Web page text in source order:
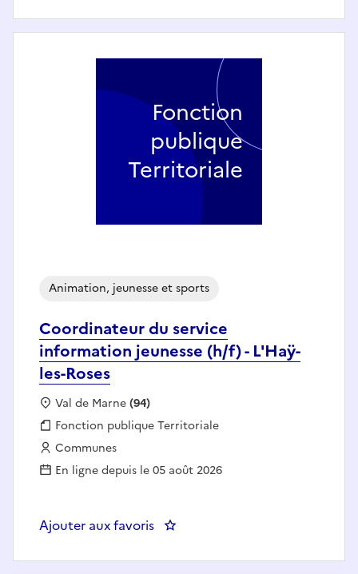
Coordinateur du service
information jeunesse (h/f) - L'Haÿ-
les-Roses
Animation, jeunesse et sports
Localisation :
Val de Marne(94)
Fonction publique :
Fonction publique Territoriale
Employeur :
Communes
En ligne depuis le 05 août 2026
Ajouter aux favoris : Coordinateur du service
Fonction
publique
Territoriale